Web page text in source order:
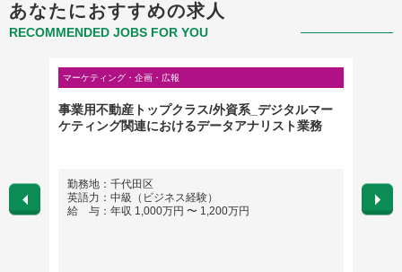
あなたにおすすめの求人
RECOMMENDED JOBS FOR YOU
マーケティング・企画・広報
事業用不動産トップクラス/外資系_デジタルマー
ケティング関連におけるデータアナリスト業務
勤務地：千代田区
英語力：中級（ビジネス経験）
給 与：年収 1,000万円 〜 1,200万円
勤務
英語
給